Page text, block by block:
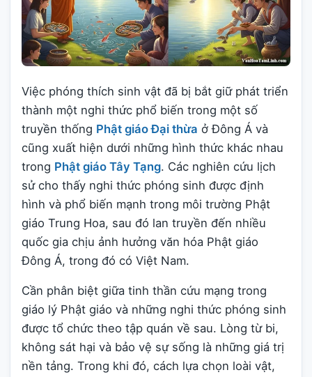
Việc phóng thích sinh vật đã bị bắt giữ phát triển
thành một nghi thức phổ biến trong một số
truyền thống Phật giáo Đại thừa ở Đông Á và
cũng xuất hiện dưới những hình thức khác nhau
trong Phật giáo Tây Tạng. Các nghiên cứu lịch
sử cho thấy nghi thức phóng sinh được định
hình và phổ biến mạnh trong môi trường Phật
giáo Trung Hoa, sau đó lan truyền đến nhiều
quốc gia chịu ảnh hưởng văn hóa Phật giáo
Đông Á, trong đó có Việt Nam.
Cần phân biệt giữa tinh thần cứu mạng trong
giáo lý Phật giáo và những nghi thức phóng sinh
được tổ chức theo tập quán về sau. Lòng từ bi,
không sát hại và bảo vệ sự sống là những giá trị
nền tảng. Trong khi đó, cách lựa chọn loài vật,